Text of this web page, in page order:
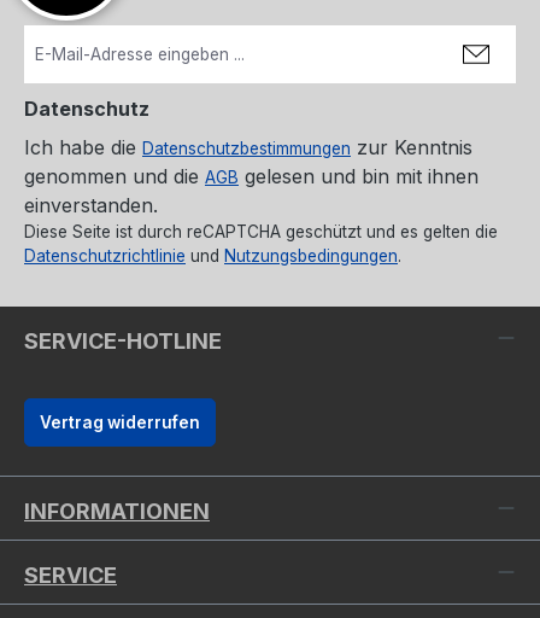
Datenschutz
Ich habe die Datenschutzbestimmungen zur Kenntnis
genommen und die AGB gelesen und bin mit ihnen
einverstanden.
Diese Seite ist durch reCAPTCHA geschützt und es gelten die
Datenschutzrichtlinie und Nutzungsbedingungen.
SERVICE-HOTLINE
Vertrag widerrufen
INFORMATIONEN
SERVICE